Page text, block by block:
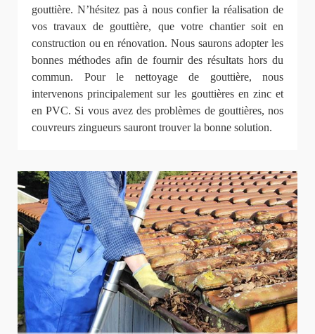
gouttière. N’hésitez pas à nous confier la réalisation de
vos travaux de gouttière, que votre chantier soit en
construction ou en rénovation. Nous saurons adopter les
bonnes méthodes afin de fournir des résultats hors du
commun. Pour le nettoyage de gouttière, nous
intervenons principalement sur les gouttières en zinc et
en PVC. Si vous avez des problèmes de gouttières, nos
couvreurs zingueurs sauront trouver la bonne solution.